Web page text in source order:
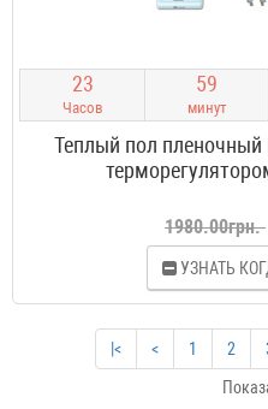
23
Часов
59
минут
Теплый пол
1980.00грн.
УЗНАТЬ
|< < 1 2